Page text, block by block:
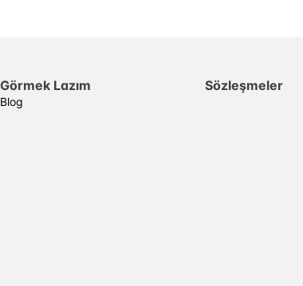
Görmek Lazım
Blog
Sözleşmeler